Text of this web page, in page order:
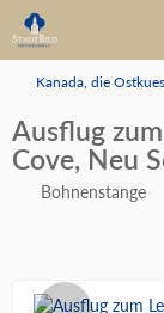
Kanada, die
Ausflug
Cove, Neu
Bohnenstange